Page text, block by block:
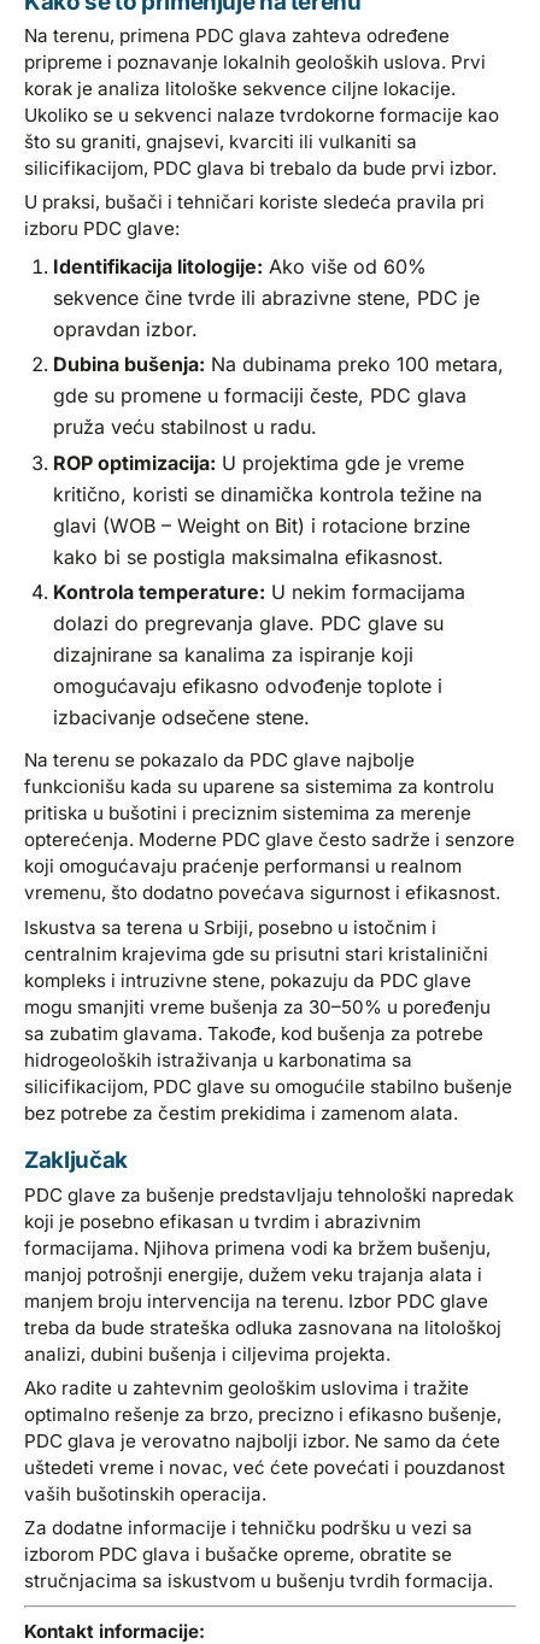
Na terenu, primena PDC glava zahteva određene
pripreme i poznavanje lokalnih geoloških uslova. Prvi
korak je analiza litološke sekvence ciljne lokacije.
Ukoliko se u sekvenci nalaze tvrdokorne formacije kao
što su graniti, gnajsevi, kvarciti ili vulkaniti sa
silicifikacijom, PDC glava bi trebalo da bude prvi izbor.
U praksi, bušači i tehničari koriste sledeća pravila pri
izboru PDC glave:
Identifikacija litologije: Ako više od 60%
sekvence čine tvrde ili abrazivne stene, PDC je
opravdan izbor.
Dubina bušenja: Na dubinama preko 100 metara,
gde su promene u formaciji česte, PDC glava
pruža veću stabilnost u radu.
ROP optimizacija: U projektima gde je vreme
kritično, koristi se dinamička kontrola težine na
glavi (WOB – Weight on Bit) i rotacione brzine
kako bi se postigla maksimalna efikasnost.
Kontrola temperature: U nekim formacijama
dolazi do pregrevanja glave. PDC glave su
dizajnirane sa kanalima za ispiranje koji
omogućavaju efikasno odvođenje toplote i
izbacivanje odsečene stene.
Na terenu se pokazalo da PDC glave najbolje
funkcionišu kada su uparene sa sistemima za kontrolu
pritiska u bušotini i preciznim sistemima za merenje
opterećenja. Moderne PDC glave često sadrže i senzore
koji omogućavaju praćenje performansi u realnom
vremenu, što dodatno povećava sigurnost i efikasnost.
Iskustva sa terena u Srbiji, posebno u istočnim i
centralnim krajevima gde su prisutni stari kristalinični
kompleks i intruzivne stene, pokazuju da PDC glave
mogu smanjiti vreme bušenja za 30–50% u poređenju
sa zubatim glavama. Takođe, kod bušenja za potrebe
hidrogeoloških istraživanja u karbonatima sa
silicifikacijom, PDC glave su omogućile stabilno bušenje
bez potrebe za čestim prekidima i zamenom alata.
Zaključak
PDC glave za bušenje predstavljaju tehnološki napredak
koji je posebno efikasan u tvrdim i abrazivnim
formacijama. Njihova primena vodi ka bržem bušenju,
manjoj potrošnji energije, dužem veku trajanja alata i
manjem broju intervencija na terenu. Izbor PDC glave
treba da bude strateška odluka zasnovana na litološkoj
analizi, dubini bušenja i ciljevima projekta.
Ako radite u zahtevnim geološkim uslovima i tražite
optimalno rešenje za brzo, precizno i efikasno bušenje,
PDC glava je verovatno najbolji izbor. Ne samo da ćete
uštedeti vreme i novac, već ćete povećati i pouzdanost
vaših bušotinskih operacija.
Za dodatne informacije i tehničku podršku u vezi sa
izborom PDC glava i bušačke opreme, obratite se
stručnjacima sa iskustvom u bušenju tvrdih formacija.
Kontakt informacije: